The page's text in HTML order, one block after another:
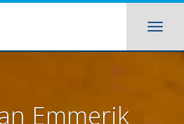
Emmerik